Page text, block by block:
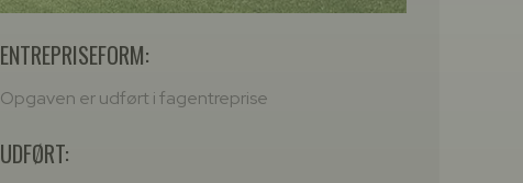
ENTREPRISEFORM:
Opgaven er udført i fagentreprise
UDFØRT: